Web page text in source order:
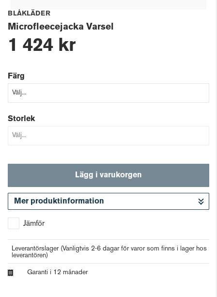
BLÅKLÄDER
Microfleecejacka Varsel
1 424 kr
Färg
Storlek
Lägg i varukorgen
Mer produktinformation
Jämför
Leverantörslager (Vanligtvis 2-6 dagar för varor som finns i lager hos
leverantören)
Garanti i 12 månader